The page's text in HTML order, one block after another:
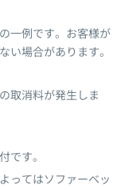
一例です。お客様が
い場合があります。
取消料が発生しま
です。
ってはソファーベッ